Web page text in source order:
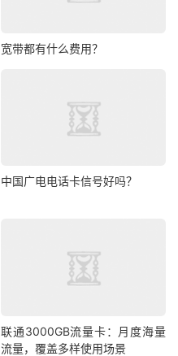
宽带都有什么费用？
中国广电电话卡信号好吗？
联通3000GB流量卡：月度海量
流量，覆盖多样使用场景